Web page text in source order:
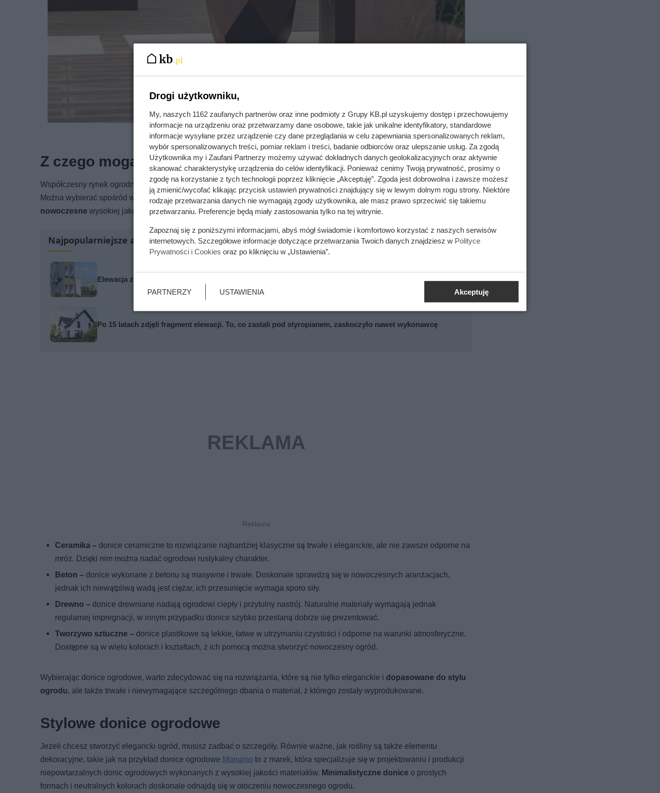
Odpowiedni dobór stylu i materiału donic podkreśli charakter przestrzeni i roślin
Z czego mogą być wykonane duże donice ogrodowe?
Współczesny rynek ogrodniczy dostarcza nam wielu oryginalnych rozwiązań, także jeśli chodzi oduże donice ogrodowe.
Można wybierać spośród wielu rozmiarów, kształtów i kolorów, a także materiałów, z jakich zostały wykonane.Donice
nowoczesne wysokiej jakości najczęściej są produkowane z następujących materiałów:
Najpopularniejsze artykuły
Elewacja znów zrobiła się zielona po kilku miesiącach. Zabrakło jednego zabezpieczenia
Po 15 latach zdjęli fragment elewacji. To, co zastali pod styropianem, zaskoczyło nawet wykonawcę
Ceramika – donice ceramiczne to rozwiązanie najbardziej klasyczne są trwałe i eleganckie, ale nie zawsze odporne na
mróz. Dzięki nim można nadać ogrodowi rustykalny charakter.
Beton – donice wykonane z betonu są masywne i trwałe. Doskonale sprawdzą się w nowoczesnych aranżacjach,
jednak ich niewątpliwą wadą jest ciężar, ich przesunięcie wymaga sporo siły.
Drewno – donice drewniane nadają ogrodowi ciepły i przytulny nastrój. Naturalne materiały wymagają jednak
regularnej impregnacji, w innym przypadku donice szybko przestaną dobrze się prezentować.
Tworzywo sztuczne – donice plastikowe są lekkie, łatwe w utrzymaniu czystości i odporne na warunki atmosferyczne.
Dostępne są w wielu kolorach i kształtach, z ich pomocą można stworzyć nowoczesny ogród.
Wybierając donice ogrodowe, warto zdecydować się na rozwiązania, które są nie tylko eleganckie i dopasowane do stylu
ogrodu, ale także trwałe i niewymagające szczególnego dbania o materiał, z którego zostały wyprodukowane.
Stylowe donice ogrodowe
Jeżeli chcesz stworzyć elegancki ogród, musisz zadbać o szczegóły. Równie ważne, jak rośliny są także elementu
dekoracyjne, takie jak na przykład donice ogrodowe Monumo to z marek, która specjalizuje się w projektowaniu i produkcji
niepowtarzalnych donic ogrodowych wykonanych z wysokiej jakości materiałów. Minimalistyczne donice o prostych
formach i neutralnych kolorach doskonale odnajdą się w otoczeniu nowoczesnego ogrodu.
Drogi użytkowniku,
My, naszych 1162 zaufanych partnerów oraz inne podmioty z Grupy KB.pl uzyskujemy dostęp i przechowujemy
informacje na urządzeniu oraz przetwarzamy dane osobowe, takie jak unikalne identyfikatory, standardowe
informacje wysyłane przez urządzenie czy dane przeglądania w celu zapewniania spersonalizowanych reklam,
wybór spersonalizowanych treści, pomiar reklam i treści, badanie odbiorców oraz ulepszanie usług. Za zgodą
Użytkownika my i Zaufani Partnerzy możemy używać dokładnych danych geolokalizacyjnych oraz aktywnie
skanować charakterystykę urządzenia do celów identyfikacji. Ponieważ cenimy Twoją prywatność, prosimy o
zgodę na korzystanie z tych technologii poprzez kliknięcie „Akceptuję”. Zgoda jest dobrowolna i zawsze możesz
ją zmienić/wycofać klikając przycisk ustawień prywatności znajdujący się w lewym dolnym rogu strony. Niektóre
rodzaje przetwarzania danych nie wymagają zgody użytkownika, ale masz prawo sprzeciwić się takiemu
przetwarzaniu. Preferencje będą miały zastosowania tylko na tej witrynie.
Zapoznaj się z poniższymi informacjami, abyś mógł świadomie i komfortowo korzystać z naszych serwisów
internetowych. Szczegółowe informacje dotyczące przetwarzania Twoich danych znajdziesz w Polityce
Prywatności i Cookies oraz po kliknięciu w „Ustawienia”.
PARTNERZY USTAWIENIA Akceptuję